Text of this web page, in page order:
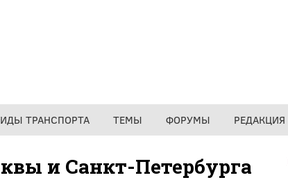
ТРАНСПОРТА ТЕМЫ ФОРУМЫ РЕДАКЦИЯ
и Санкт-Петербурга